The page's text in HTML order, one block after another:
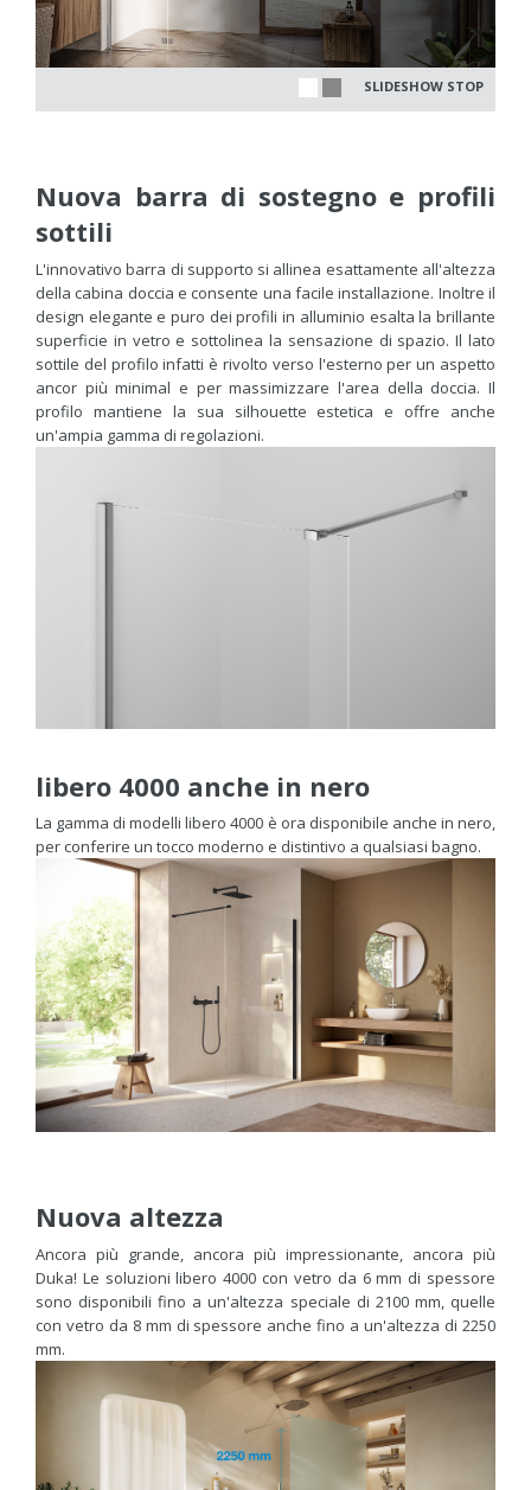
SLIDESHOW STOP
Nuova barra di sostegno e profili
sottili
L'innovativo barra di supporto si allinea esattamente all'altezza
della cabina doccia e consente una facile installazione. Inoltre il
design elegante e puro dei profili in alluminio esalta la brillante
superficie in vetro e sottolinea la sensazione di spazio. Il lato
sottile del profilo infatti è rivolto verso l'esterno per un aspetto
ancor più minimal e per massimizzare l'area della doccia. Il
profilo mantiene la sua silhouette estetica e offre anche
un'ampia gamma di regolazioni.
libero 4000 anche in nero
La gamma di modelli libero 4000 è ora disponibile anche in nero,
per conferire un tocco moderno e distintivo a qualsiasi bagno.
Nuova altezza
Ancora più grande, ancora più impressionante, ancora più
Duka! Le soluzioni libero 4000 con vetro da 6 mm di spessore
sono disponibili fino a un'altezza speciale di 2100 mm, quelle
con vetro da 8 mm di spessore anche fino a un'altezza di 2250
mm.